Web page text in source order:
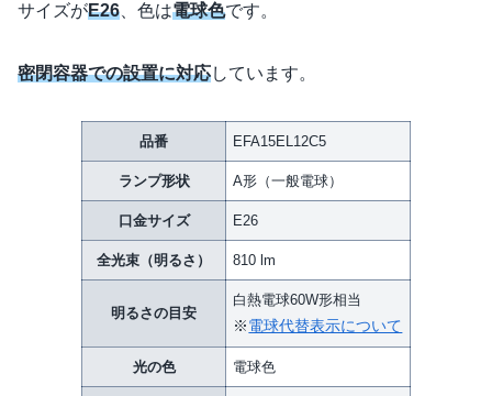
サイズがE26 、色は電球色です。
密閉容器での設置に対応しています。
品番 EFA15EL12C5
ランプ形状 A形（一般電球）
口金サイズ E26
全光束（明るさ） 810 lm
明るさの目安
白熱電球60W形相当
※電球代替表示について
光の色 電球色